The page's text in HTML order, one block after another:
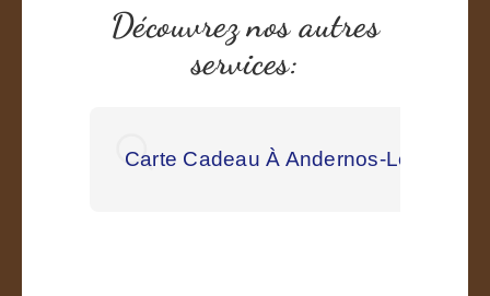
Découvrez nos autres
services:
Carte Cadeau À Andernos-Les-Bains